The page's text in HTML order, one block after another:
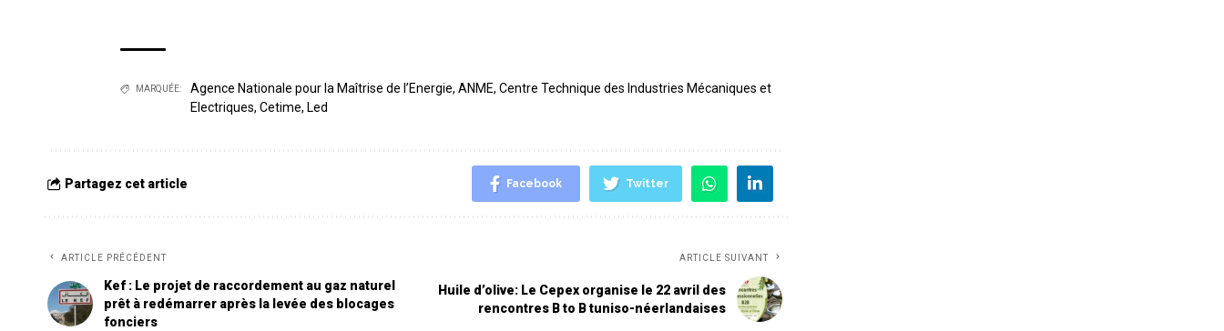
MARQUÉE: Agence Nationale pour la Maîtrise de l’Energie, ANME, Centre Technique des Industries Mécaniques et
Electriques, Cetime, Led
Partagez cet article Facebook Twitter
ARTICLE PRÉCÉDENT
Kef : Le projet de raccordement au gaz naturel
prêt à redémarrer après la levée des blocages
fonciers
ARTICLE SUIVANT
Huile d’olive: Le Cepex organise le 22 avril des
rencontres B to B tuniso-néerlandaises